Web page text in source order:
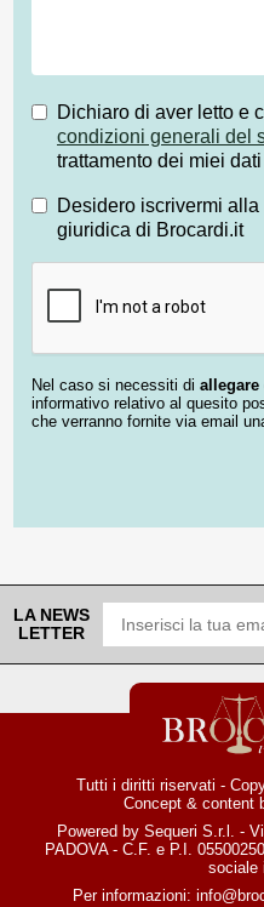
Dichiaro di aver letto e
condizioni generali del
trattamento dei miei
Desidero iscrivermi
giuridica di Brocardi.it
Nel caso si necessiti di allegare
informativo relativo al quesito
che verranno fornite via email
LA NEWS
LETTER
Tutti i diritti riservati -
Concept & content
Powered by Sequeri S.r.l. -
PADOVA - C.F. e P.I.
sociale
Per informazioni: